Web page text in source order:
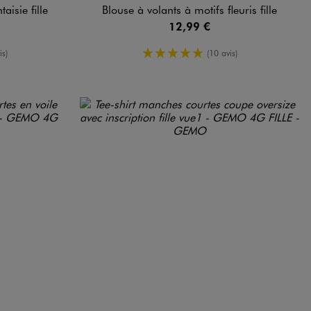
fille
Blouse à volants à motifs fleuris fille
12,99 €
5/5 de moyenne
(10 avis)